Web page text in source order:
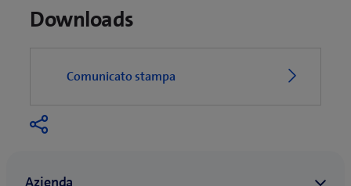
Downloads
Comunicato stampa